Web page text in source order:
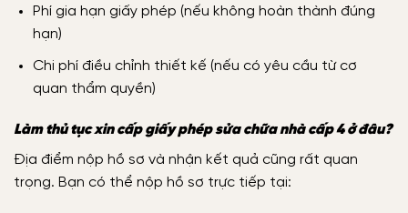
Phí gia hạn giấy phép (nếu không hoàn thành đúng
hạn)
Chi phí điều chỉnh thiết kế (nếu có yêu cầu từ cơ
quan thẩm quyền)
Làm thủ tục xin cấp giấy phép sửa chữa nhà cấp 4 ở đâu?
Địa điểm nộp hồ sơ và nhận kết quả cũng rất quan
trọng. Bạn có thể nộp hồ sơ trực tiếp tại: